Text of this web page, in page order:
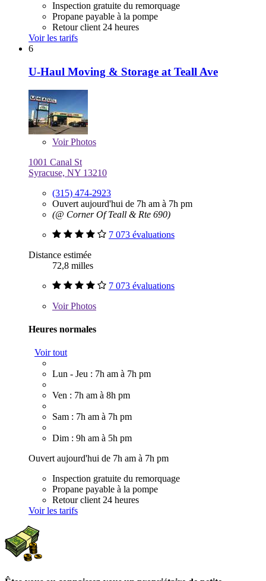
Inspection gratuite du remorquage
Propane payable à la pompe
Retour client 24 heures
Voir les tarifs
6
U-Haul Moving & Storage at Teall Ave
VoirPhotos
1001 Canal St
Syracuse, NY 13210
(315) 474-2923
Ouvert aujourd'hui de 7h am à 7h pm
(@ Corner Of Teall & Rte 690)
7 073 évaluations
Distance estimée
72,8 milles
7 073 évaluations
VoirPhotos
Heures normales
Voir tout
Lun - Jeu : 7h am à 7h pm
Ven : 7h am à 8h pm
Sam : 7h am à 7h pm
Dim : 9h am à 5h pm
Ouvert aujourd'hui de 7h am à 7h pm
Inspection gratuite du remorquage
Propane payable à la pompe
Retour client 24 heures
Voir les tarifs